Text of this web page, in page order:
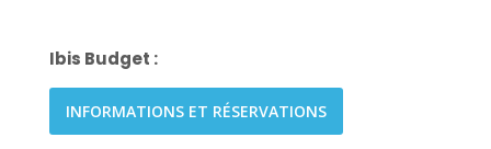
Ibis Budget :
INFORMATIONS ET RÉSERVATIONS